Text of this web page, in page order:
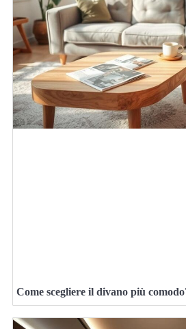
Come scegliere il divano più